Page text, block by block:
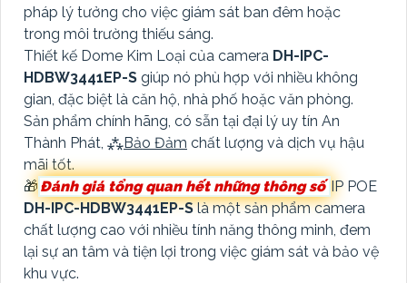
pháp lý tưởng cho việc giám sát ban đêm hoặc
trong môi trường thiếu sáng.
Thiết kế Dome Kim Loại của camera DH-IPC-
HDBW3441EP-S giúp nó phù hợp với nhiều không
gian, đặc biệt là căn hộ, nhà phố hoặc văn phòng.
Sản phẩm chính hãng, có sẵn tại đại lý uy tín An
Thành Phát, ⁂Bảo Đảm chất lượng và dịch vụ hậu
mãi tốt.
🎁 Đánh giá tổng quan hết những thông số IP POE
DH-IPC-HDBW3441EP-Slà một sản phẩm camera
chất lượng cao với nhiều tính năng thông minh, đem
lại sự an tâm và tiện lợi trong việc giám sát và bảo vệ
khu vực.